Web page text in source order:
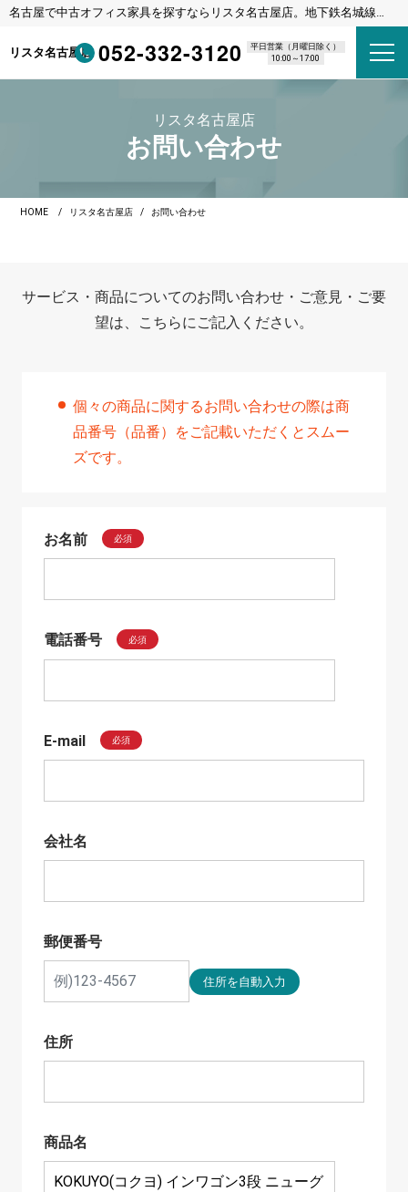
名古屋で中古オフィス家具を探すならリスタ名古屋店。地下鉄名城線
リスタ名古屋店 052-332-3120
平日営業（月曜日除く）
10:00～17:00
リスタ名古屋店
お問い合わせ
HOME リスタ名古屋店 お問い合わせ
サービス・商品についてのお問い合わせ・ご意見・ご要
望は、こちらにご記入ください。
個々の商品に関するお問い合わせの際は商
品番号（品番）をご記載いただくとスムー
ズです。
お名前 必須
電話番号 必須
E-mail 必須
会社名
郵便番号
住所
商品名